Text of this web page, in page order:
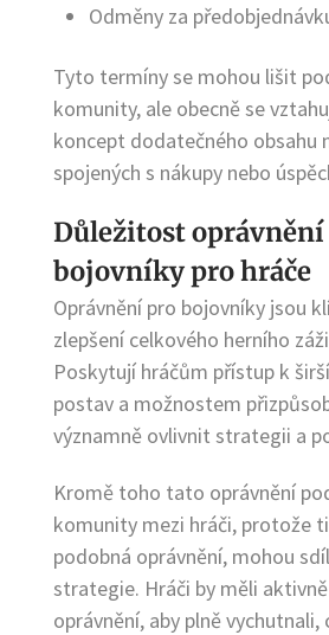
Odměny za
Tyto termíny se mohou lišit
komunity, ale obecně se
koncept dodatečného obsahu
spojených s nákupy nebo
Důležitost
bojovníky pro hráče
Oprávnění pro bojovníky jsou
zlepšení celkového herního
Poskytují hráčům přístup k
postav a možnostem
významně ovlivnit strategii a
Kromě toho tato oprávnění
komunity mezi hráči, protože
podobná oprávnění, mohou
strategie. Hráči by měli
oprávnění, aby plně vychutnali,